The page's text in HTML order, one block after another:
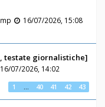
16/07/2026, 15:08
testate giornalistiche]
16/07/2026, 14:02
1 40 41 42 43